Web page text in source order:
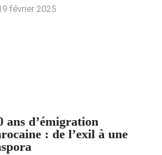
février 2025
ans d’émigration
: de l’exil à une